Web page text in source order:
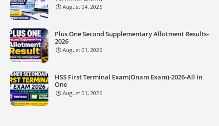
August 04, 2026
Plus One Second Supplementary Allotment Results-
2026
August 01, 2026
HSS First Terminal Exam(Onam Exam)-2026-All in
One
August 01, 2026